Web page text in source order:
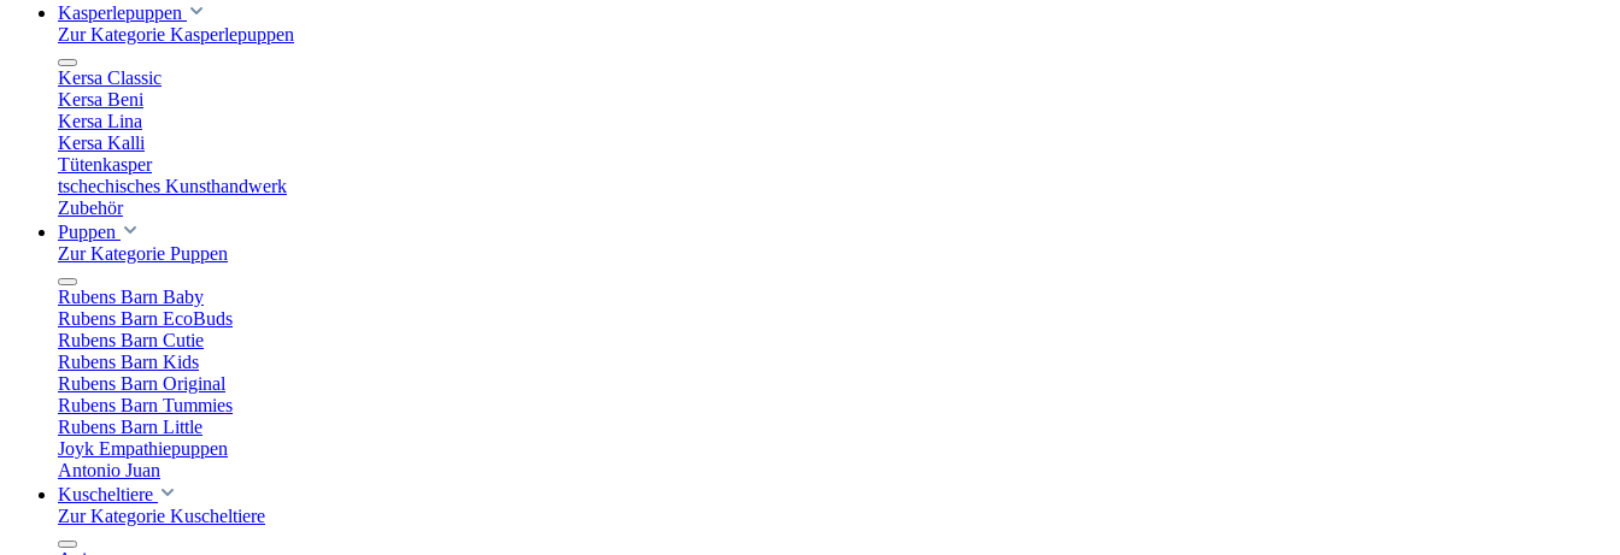
Kasperlepuppen
Zur Kategorie Kasperlepuppen
Kersa Classic
Kersa Beni
Kersa Lina
Kersa Kalli
Tütenkasper
tschechisches Kunsthandwerk
Zubehör
Puppen
Zur Kategorie Puppen
Rubens Barn Baby
Rubens Barn EcoBuds
Rubens Barn Cutie
Rubens Barn Kids
Rubens Barn Original
Rubens Barn Tummies
Rubens Barn Little
Joyk Empathiepuppen
Antonio Juan
Kuscheltiere
Zur Kategorie Kuscheltiere